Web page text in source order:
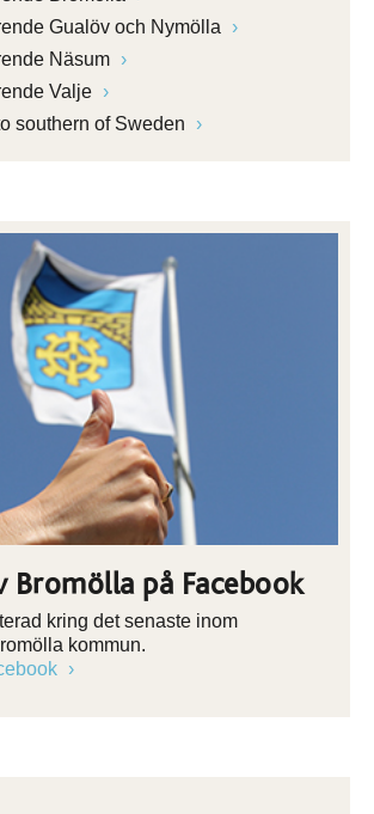
Gualöv och Nymölla
Näsum
Valje
southern of Sweden
Bromölla på Facebook
kring det senaste inom
kommun.